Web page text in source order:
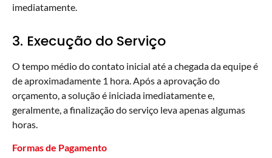
imediatamente.
3. Execução do Serviço
O tempo médio do contato inicial até a chegada da equipe é
de aproximadamente 1 hora. Após a aprovação do
orçamento, a solução é iniciada imediatamente e,
geralmente, a finalização do serviço leva apenas algumas
horas.
Formas de Pagamento